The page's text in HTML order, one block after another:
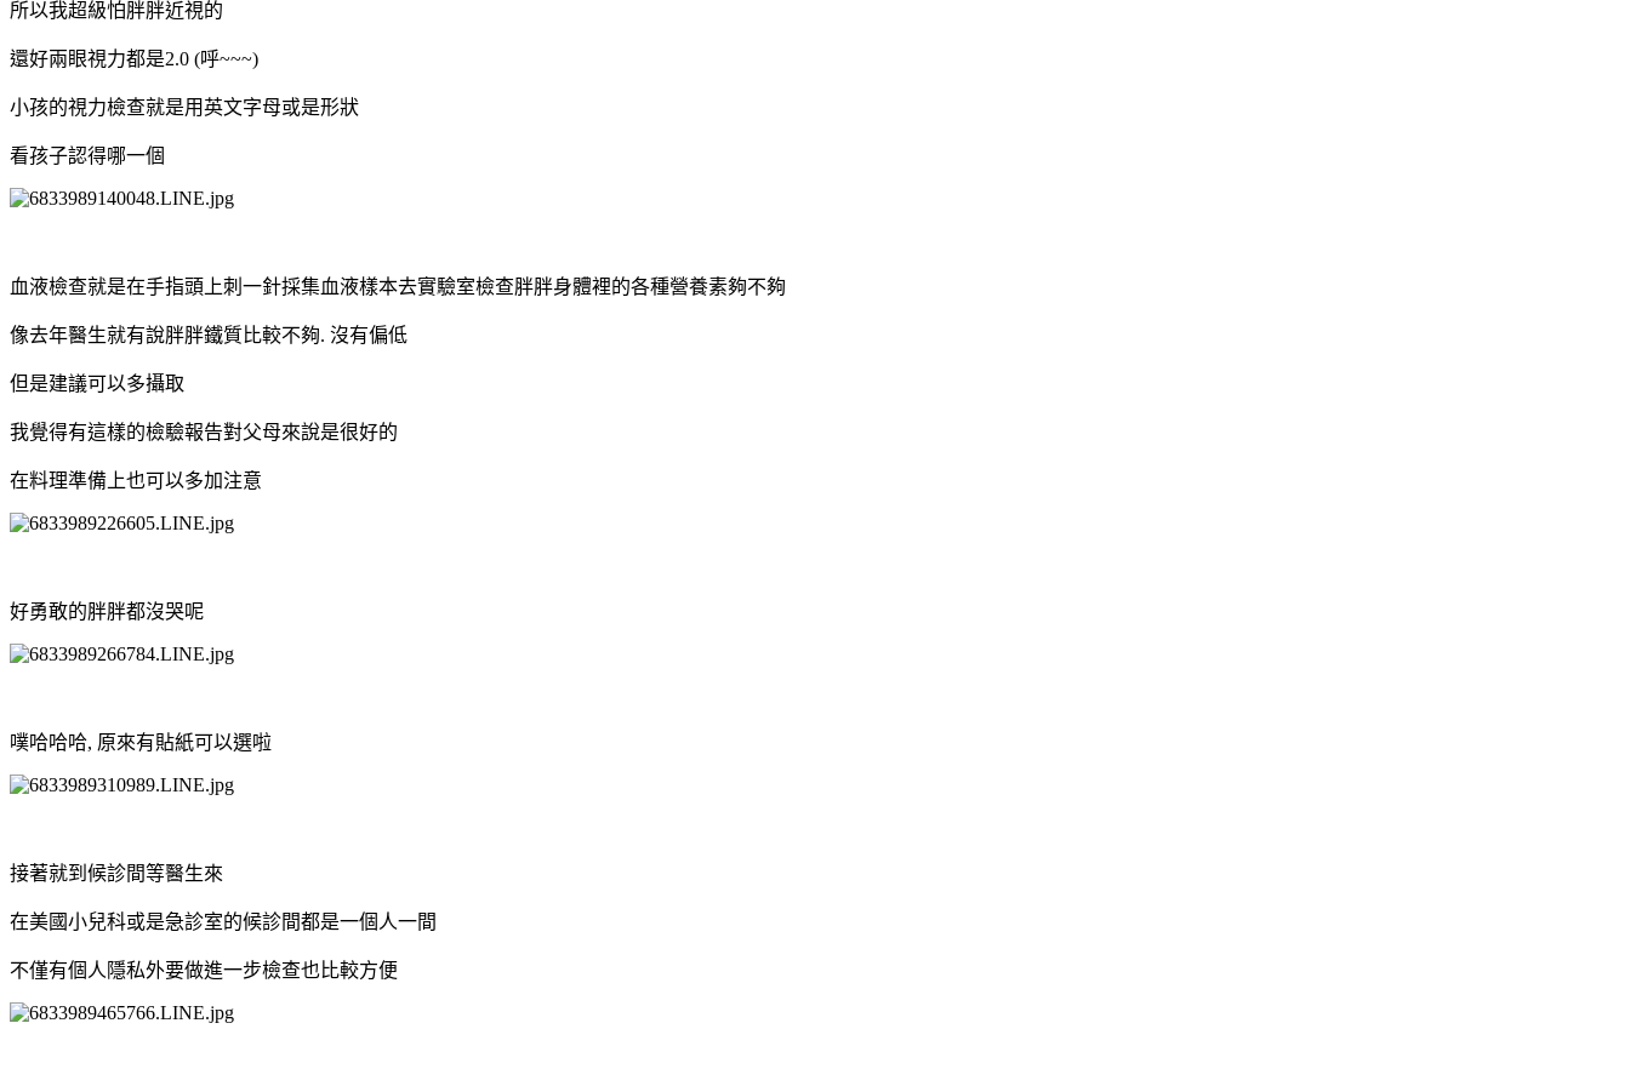
所以我超級怕胖胖近視的
還好兩眼視力都是2.0 (呼~~~)
小孩的視力檢查就是用英文字母或是形狀
看孩子認得哪一個
血液檢查就是在手指頭上刺一針採集血液樣本去實驗室檢查胖胖身體裡的各種營養素夠不夠
像去年醫生就有說胖胖鐵質比較不夠. 沒有偏低
但是建議可以多攝取
我覺得有這樣的檢驗報告對父母來說是很好的
在料理準備上也可以多加注意
好勇敢的胖胖都沒哭呢
噗哈哈哈, 原來有貼紙可以選啦
接著就到候診間等醫生來
在美國小兒科或是急診室的候診間都是一個人一間
不僅有個人隱私外要做進一步檢查也比較方便